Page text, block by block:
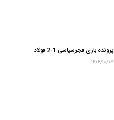
پرونده بازی فجرسپاسی 1-2 فولاد
۱۴۰۴/۱۰/۰۷